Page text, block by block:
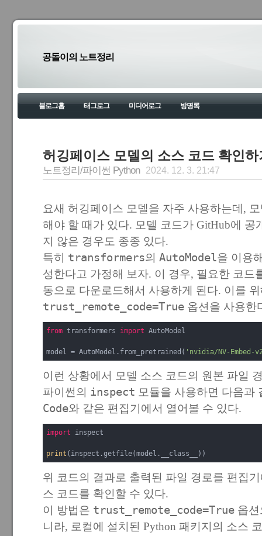
공돌이의 노트정리
블로그홈 태그로그 미디어로그 방명록
허깅페이스 모델의 소스 코드 확인하
노트정리/파이썬 Python 2024. 12. 3. 21:47
요새 허깅페이스 모델을 자주 사용하는데,
해야 할 때가 있다. 모델 코드가 GitHub에 공
지 않은 경우도 종종 있다.
특히 transformers의 AutoModel을 이용
성한다고 가정해 보자. 이 경우, 필요한 코드
동으로 다운로드해서 사용하게 된다. 이를
trust_remote_code=True 옵션을 사용한
from transformers import AutoModel
model = AutoModel.from_pretrained( 'nvidia/NV-Embed-
이런 상황에서 모델 소스 코드의 원본 파일
파이썬의 inspect 모듈을 사용하면 다음과
Code와 같은 편집기에서 열어볼 수 있다.
import inspect
print (inspect.getfile(model.__class__))
위 코드의 결과로 출력된 파일 경로를 편집
스 코드를 확인할 수 있다.
이 방법은 trust_remote_code=True 옵
니라, 로컬에 설치된 Python 패키지의 소스